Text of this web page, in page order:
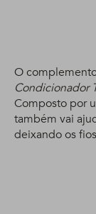
O
Condicionador
Composto por
também vai
deixando os